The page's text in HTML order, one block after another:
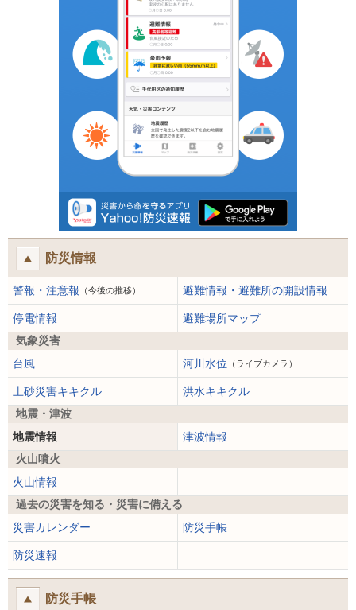
防災情報
警報・注意報 （今後の推移） 避難情報・避難所の開設情報
停電情報
避難場所マップ
気象災害
台風
河川水位 （ライブカメラ）
土砂災害キキクル
洪水キキクル
地震・津波
地震情報
津波情報
火山噴火
火山情報
過去の災害を知る・災害に備える
災害カレンダー
防災手帳
防災速報
防災手帳